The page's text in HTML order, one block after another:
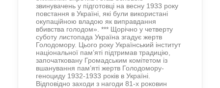
звинувачень у підготовці на весну 1933 року
повстання в Україні, які були використані
окупаційною владою як виправдання
вбивства голодом». *** Щорічно у четверту
суботу листопада Україна згадує жертв
Голодомору. Цього року Український інститут
національної пам’яті підтримав традицію,
започатковану Громадським комітетом із
вшанування пам’яті жертв Голодомору-
геноциду 1932-1933 років в Україні.
Відповідно заходи з нагоди 81-х роковин